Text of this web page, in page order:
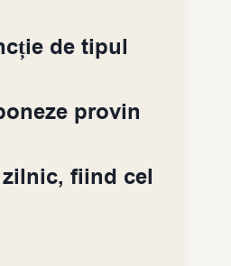
de tipul
provin
fiind cel